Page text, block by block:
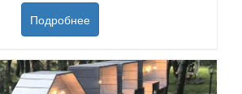
Подробнее